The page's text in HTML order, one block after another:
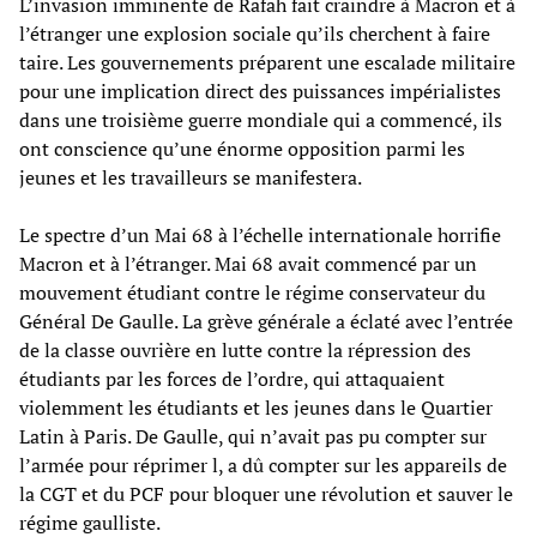
l’étranger une explosion sociale qu’ils cherchent à faire
taire. Les gouvernements préparent une escalade militaire
pour une implication direct des puissances impérialistes
dans une troisième guerre mondiale qui a commencé, ils
ont conscience qu’une énorme opposition parmi les
jeunes et les travailleurs se manifestera.
Le spectre d’un Mai 68 à l’échelle internationale horrifie
Macron et à l’étranger. Mai 68 avait commencé par un
mouvement étudiant contre le régime conservateur du
Général De Gaulle. La grève générale a éclaté avec l’entrée
de la classe ouvrière en lutte contre la répression des
étudiants par les forces de l’ordre, qui attaquaient
violemment les étudiants et les jeunes dans le Quartier
Latin à Paris. De Gaulle, qui n’avait pas pu compter sur
l’armée pour réprimer l, a dû compter sur les appareils de
la CGT et du PCF pour bloquer une révolution et sauver le
régime gaulliste.